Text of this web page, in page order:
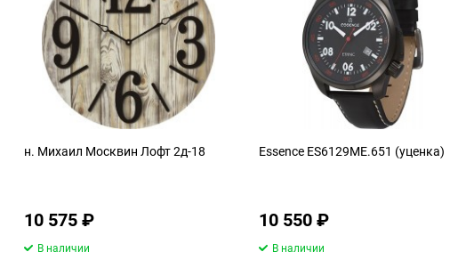
н. Михаил Москвин Лофт 2д-18
10 575₽
В наличии
Essence ES6129ME.651 (уценка)
10 550₽
В наличии